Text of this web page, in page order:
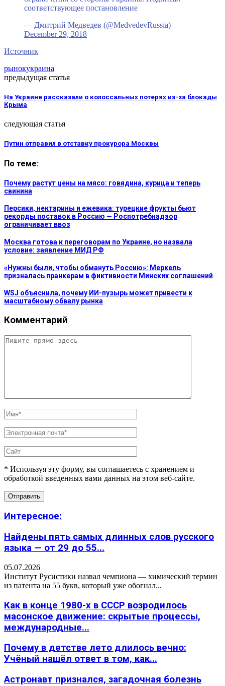
соответствующее постановление
— Дмитрий Медведев (@MedvedevRussia)
December 29, 2018
Источник
рынокукраина
предыдущая статья
На Украине рассказали о колоссальных потерях из-за блокады
Крыма
следующая статья
Путин отправил в отставку прокурора Москвы
По теме:
Почему растут цены на мясо: говядина, курица и теперь
свинина
Персики, нектарины и ежевика: турецкие фрукты бьют
рекорды поставок в Россию — Роспотребнадзор
ограничивает ввоз
Москва готова к переговорам по Украине, но назвала
условие: заявление МИД РФ
«Нужны были, чтобы обмануть Россию»: Меркель
призналась пранкерам в фиктивности Минских соглашений
WSJ объяснила, почему ИИ-пузырь может привести к
масштабному обвалу рынка
Комментарий
* Используя эту форму, вы соглашаетесь с хранением и
обработкой введенных вами данных на этом веб-сайте.
Интересное:
Найдены пять самых длинных слов русского
языка — от 29 до 55...
05.07.2026
Институт Русистики назвал чемпиона — химический термин
из патента на 55 букв, который уже обогнал...
Как в конце 1980-х в СССР возродилось
масонское движение: скрытые процессы,
международные...
Почему в детстве лето длилось вечно:
Учёный нашёл ответ в том, как...
Астронавт признался, загадочная болезнь